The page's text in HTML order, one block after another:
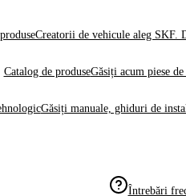
Creatorii de vehicule aleg SKF.
Catalog de produseGăsiți acum piese
Găsiți manuale, ghiduri de
Întrebări